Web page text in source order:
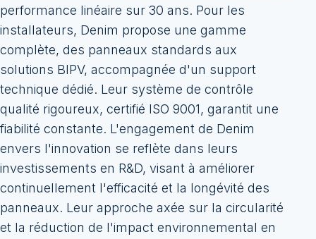
performance linéaire sur 30 ans. Pour les
installateurs, Denim propose une gamme
complète, des panneaux standards aux
solutions BIPV, accompagnée d'un support
technique dédié. Leur système de contrôle
qualité rigoureux, certifié ISO 9001, garantit une
fiabilité constante. L'engagement de Denim
envers l'innovation se reflète dans leurs
investissements en R&D, visant à améliorer
continuellement l'efficacité et la longévité des
panneaux. Leur approche axée sur la circularité
et la réduction de l'impact environnemental en